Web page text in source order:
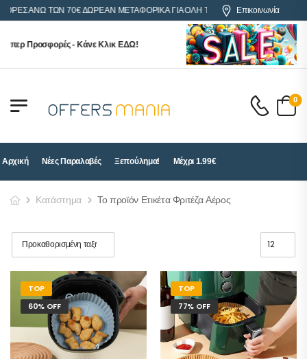
ΑΝΩ ΤΩΝ 70€ ΔΩΡΕΑΝ ΜΕΤΑΦΟΡΙΚΑ ΓΙΑ ΟΛΗ ΤΗΝ ΕΛΛΑΔΑΕπικοινωνία
Προσφορές - Κάνε Κλικ ΕΔΩ!
0
Αρχική Νέες Παραλαβές Ξεπούλημα! Μέχρι 1.99€
Κατάστημα Το προϊόν Ετικέτα Φριτέζα Αέρος
TOP
60% OFF
TOP
77% OFF